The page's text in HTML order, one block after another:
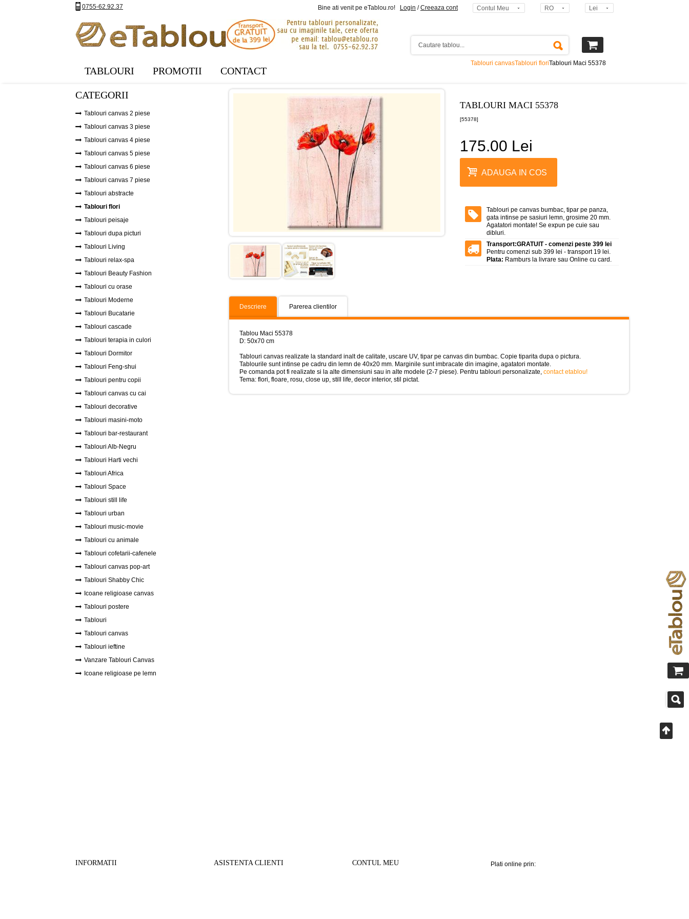
0755-62.92.37 Bine ati venit pe eTablou.ro! Login /Creeaza cont Contul Meu RO Lei
TABLOURI PROMOTII CONTACT
Tablouri canvasTablouri floriTablouri Maci 55378
TABLOURI MACI 55378
[55378]
175.00 Lei
ADAUGA IN COS
Tablouri pe canvas bumbac, tipar pe panza,
gata intinse pe sasiuri lemn, grosime 20 mm.
Agatatori montate! Se expun pe cuie sau
dibluri.
Transport:GRATUIT - comenzi peste 399 lei
Pentru comenzi sub 399 lei - transport 19 lei.
Plata: Ramburs la livrare sau Online cu card.
Descriere Parerea clientilor
Tablou Maci 55378
D: 50x70 cm
Tablouri canvas realizate la standard inalt de calitate, uscare UV, tipar pe canvas din bumbac. Copie tiparita dupa o pictura.
Tablourile sunt intinse pe cadru din lemn de 40x20 mm. Marginile sunt imbracate din imagine, agatatori montate.
Pe comanda pot fi realizate si la alte dimensiuni sau in alte modele (2-7 piese). Pentru tablouri personalizate, contact etablou!
Tema: flori, floare, rosu, close up, still life, decor interior, stil pictat.
CATEGORII
Tablouri canvas 2 piese
Tablouri canvas 3 piese
Tablouri canvas 4 piese
Tablouri canvas 5 piese
Tablouri canvas 6 piese
Tablouri canvas 7 piese
Tablouri abstracte
Tablouri flori
Tablouri peisaje
Tablouri dupa picturi
Tablouri Living
Tablouri relax-spa
Tablouri Beauty Fashion
Tablouri cu orase
Tablouri Moderne
Tablouri Bucatarie
Tablouri cascade
Tablouri terapia in culori
Tablouri Dormitor
Tablouri Feng-shui
Tablouri pentru copii
Tablouri canvas cu cai
Tablouri decorative
Tablouri masini-moto
Tablouri bar-restaurant
Tablouri Alb-Negru
Tablouri Harti vechi
Tablouri Africa
Tablouri Space
Tablouri still life
Tablouri urban
Tablouri music-movie
Tablouri cu animale
Tablouri cofetarii-cafenele
Tablouri canvas pop-art
Tablouri Shabby Chic
Icoane religioase canvas
Tablouri postere
Tablouri
Tablouri canvas
Tablouri ieftine
Vanzare Tablouri Canvas
Icoane religioase pe lemn
INFORMATII ASISTENTA CLIENTI CONTUL MEU Plati online prin: